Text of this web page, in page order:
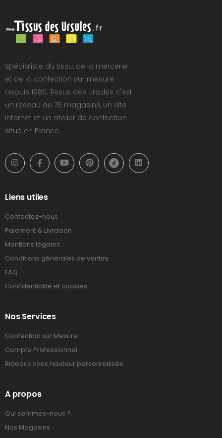
Spécialiste du tissu, de la mercerie
et de la confection sur mesure
depuis 1986, Tissus des Ursules c'est
un réseau de 75 magasins, un site
Internet et un atelier de confection
situé en France.
Liens utiles
Contactez-nous
Paiement & Livraison
Mentions légales
Conditions générales de ventes
FAQ
Confidentialité et cookies
Nos Services
Confection sur Mesure
Compte Professionnel
Rideaux avec hauteur personnalisée
A propos
Qui sommes-nous ?
Nos Magasins